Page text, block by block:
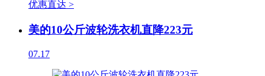
优惠直达 >
美的10公斤波轮洗衣机直降223元
07.17